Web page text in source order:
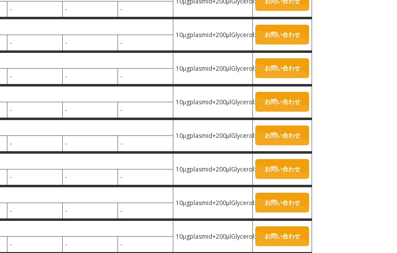
- - -
10μgplasmid+200μlGlycerol:
-
お問い合わせ
- - -
10μgplasmid+200μlGlycerol:
-
お問い合わせ
- - -
10μgplasmid+200μlGlycerol:
-
お問い合わせ
- - -
10μgplasmid+200μlGlycerol:
-
お問い合わせ
- - -
10μgplasmid+200μlGlycerol:
-
お問い合わせ
- - -
10μgplasmid+200μlGlycerol:
-
お問い合わせ
- - -
10μgplasmid+200μlGlycerol:
-
お問い合わせ
- - -